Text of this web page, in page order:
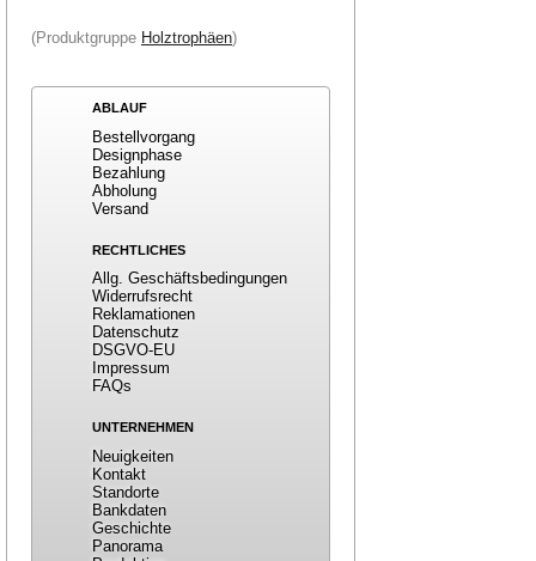
(Produktgruppe Holztrophäen)
ABLAUF
Bestellvorgang
Designphase
Bezahlung
Abholung
Versand
RECHTLICHES
Allg. Geschäftsbedingungen
Widerrufsrecht
Reklamationen
Datenschutz
DSGVO-EU
Impressum
FAQs
UNTERNEHMEN
Neuigkeiten
Kontakt
Standorte
Bankdaten
Geschichte
Panorama